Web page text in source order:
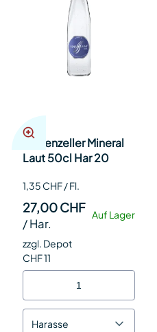
Appenzeller Mineral
Laut 50cl Har 20
1,35 CHF / Fl.
Auf Lager
27,00 CHF
/Har.
zzgl. Depot
CHF 11
Harasse